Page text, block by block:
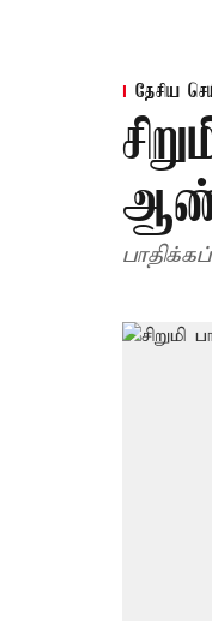
தேசிய